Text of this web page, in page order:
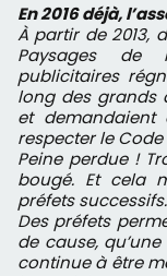
En 2016 déjà,
À partir de 2013,
Paysages de
publicitaires
long des grands
et
respecter le
Peine perdue !
bougé. Et cela
préfets successifs.
Des préfets
de cause,
continue à être